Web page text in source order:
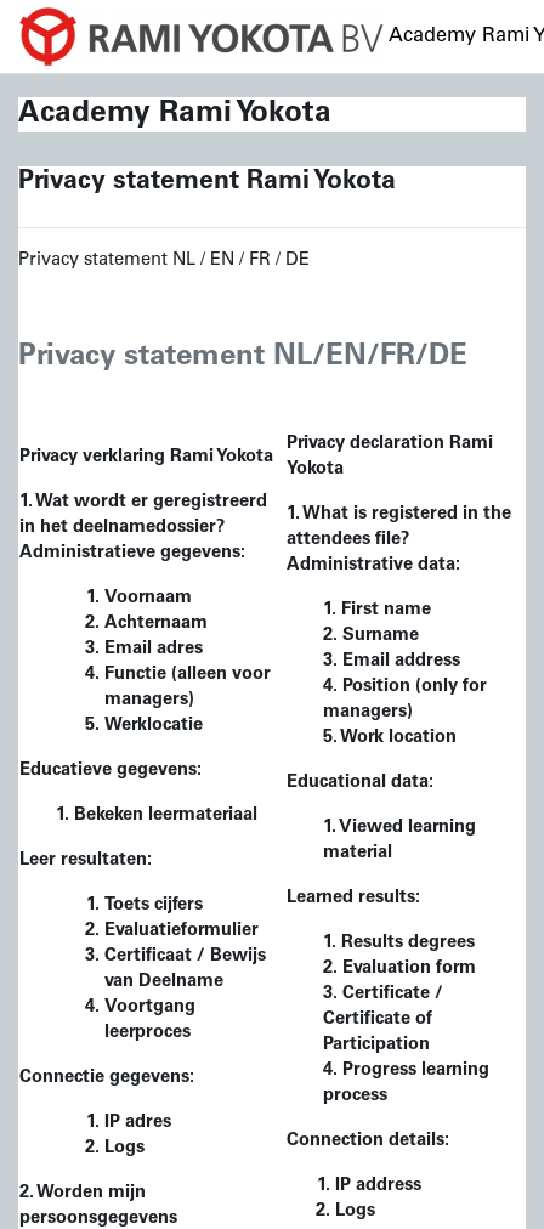
Ga naar hoofdinhoud
Academy Rami
Academy Rami Yokota
Privacy statement Rami Yokota
Privacy statement NL / EN / FR / DE
Privacy statement NL/EN/FR/DE
Privacy verklaring Rami Yokota
1. Wat wordt er geregistreerd
in het deelnamedossier?
Administratieve gegevens:
Voornaam
Achternaam
Email adres
Functie (alleen voor
managers)
Werklocatie
Educatieve gegevens:
1. Bekeken leermateriaal
Leer resultaten:
Toets cijfers
Evaluatieformulier
Certificaat / Bewijs
van Deelname
Voortgang
leerproces
Connectie gegevens:
IP adres
Logs
2. Worden mijn
persoonsgegevens
Privacy declaration Rami
Yokota
1. What is registered in the
attendees file?
Administrative data:
1. First name
2. Surname
3. Email address
4. Position (only for
managers)
5. Work location
Educational data:
1. Viewed learning
material
Learned results:
1. Results degrees
2. Evaluation form
3. Certificate /
Certificate of
Participation
4. Progress learning
process
Connection details:
IP address
Logs